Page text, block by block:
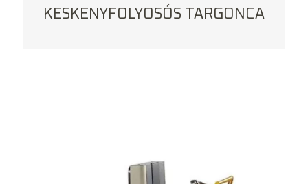
KESKENYFOLYOSÓS TARGONCA